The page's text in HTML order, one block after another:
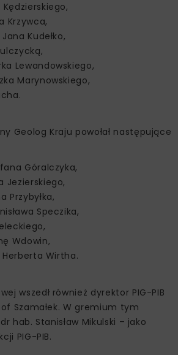
Krzywca,
Kudełko,
Lewandowskiego,
Marynowskiego,
Geolog Kraju powołał następujące
Góralczyka,
Jezierskiego,
Przybyłka,
Speczika,
Wdowin,
Wirtha.
wszedł również dyrektor PIG-PIB
Szamałek. W gremium tym
hab. Stanisław Mikulski – jako
PIG-PIB.